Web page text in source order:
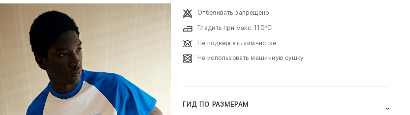
Отбеливать запрещено
Гладить при макс. 110ºC
Не подвергать химчистке
Не использовать машинную сушку
ГИД ПО РАЗМЕРАМ